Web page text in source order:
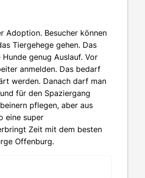
Adoption. Besucher können
Tiergehege gehen. Das
genug Auslauf. Vor
anmelden. Das bedarf
werden. Danach darf man
für den Spaziergang
pflegen, aber aus
eine super
Zeit mit dem besten
Offenburg.